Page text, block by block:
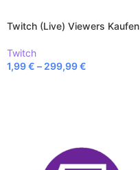
Twitch (Live) Viewers Kaufen
Twitch
1,99€ – 299,99€